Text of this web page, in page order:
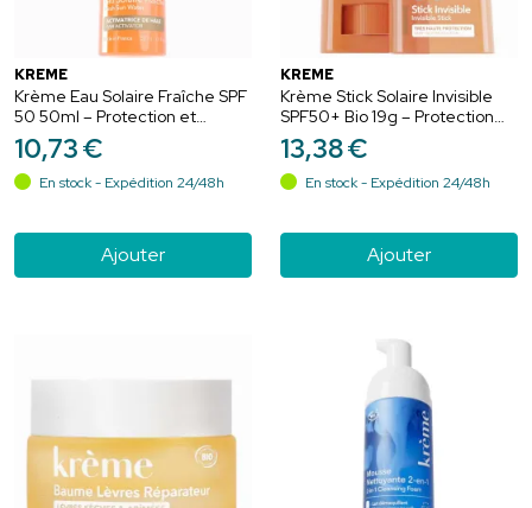
KRÈME
Krème Eau Solaire Fraîche SPF
50 50ml – Protection et
activateur de hâle
10,73€
En stock - Expédition 24/48h
Ajouter
KRÈME
Krème Stick Solaire Invisible
SPF50+ Bio 19g – Protection
ciblée et zones sensibles
13,38€
En stock - Expédition 24/48h
Ajouter